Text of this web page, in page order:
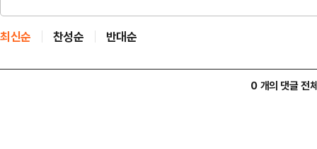
최신순 찬성순 반대순
0 개의 댓글 전